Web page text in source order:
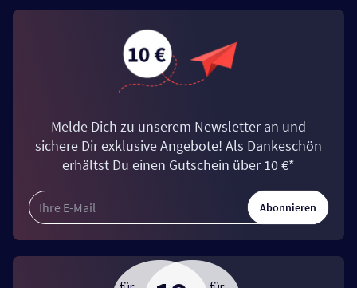
Melde Dich zu unserem Newsletter an und
sichere Dir exklusive Angebote! Als Dankeschön
erhältst Du einen Gutschein über 10 €*
Abonnieren